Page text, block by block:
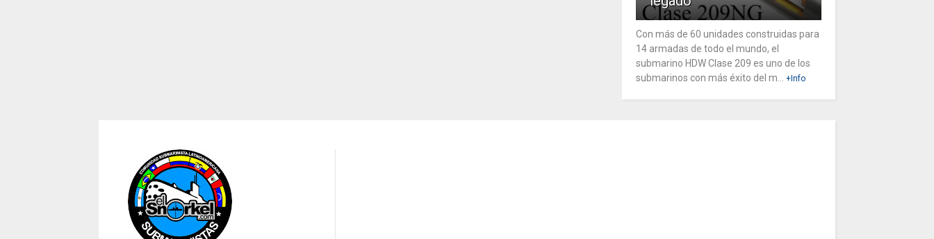
Con más de 60 unidades construidas para
14 armadas de todo el mundo, el
submarino HDW Clase 209 es uno de los
submarinos con más éxito del m...
+Info